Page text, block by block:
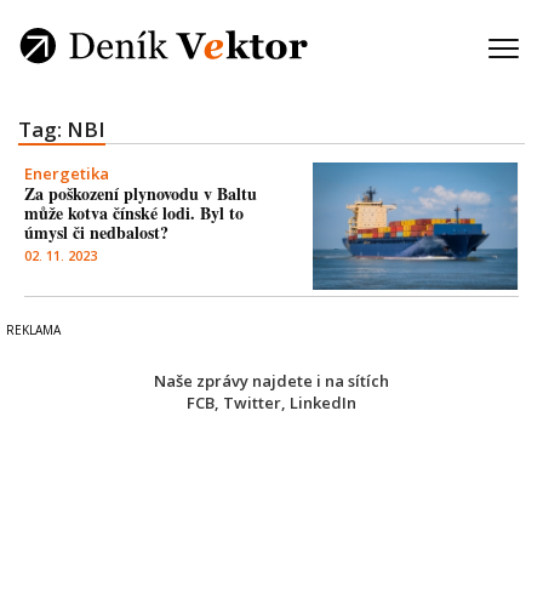
Tag: NBI
Energetika
Za poškození plynovodu v Baltu
může kotva čínské lodi. Byl to
úmysl či nedbalost?
02. 11. 2023
Naše zprávy najdete i na sítích
FCB, Twitter, LinkedIn